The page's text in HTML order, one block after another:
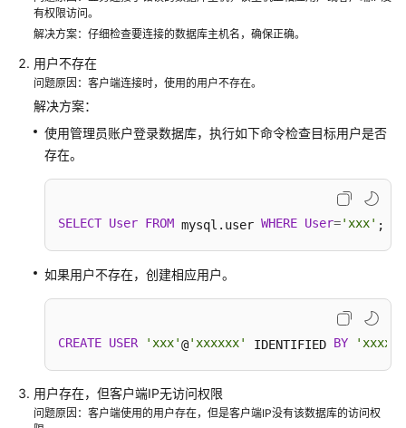
快
速
门
内
核
介
指
南
性
有权限访问。
解决方案：仔细检查要连接的数据库主机名，确保正确。
用户不存在
问题原因：客户端连接时，使用的用户不存在。
解决方案：
使用管理员账户登录数据库，执行如下命令检查目标用户是否
存在。
SELECT User FROM mysql.user WHERE User='xxx' ;
如果用户不存在，创建相应用户。
CREATE USER 'xxx'@'xxxxxx' IDENTIFIED BY 'xxxx'
用户存在，但客户端IP无访问权限
问题原因：客户端使用的用户存在，但是客户端IP没有该数据库的访问权